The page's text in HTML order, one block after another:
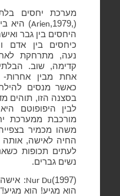
מערכת יחסים
(,1979,
Arien) היא
היחסים בין גבר
כיחסים בין אדם
נעה, מתרחקת
קדימה, שוב.
אחת מבין
כאשר מנסים
בסצנה הזו, תוהים
לבין היפופוטם
מורכבת ממערכת
משהו מכמיר
החיה לאישה,
לעתים תכופות
נשים גברים.
(1997)
Nur Du
:
הוא מגיע! הוא